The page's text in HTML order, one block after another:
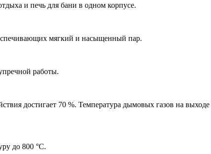
и печь для бани в одном корпусе.
мягкий и насыщенный пар.
работы.
достигает 70 %. Температура дымовых газов на
до 800 °C.